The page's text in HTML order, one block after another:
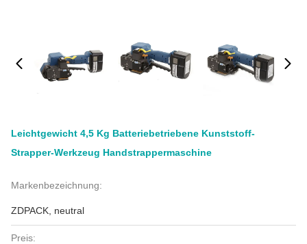
Leichtgewicht 4,5 Kg Batteriebetriebene Kunststoff-
Strapper-Werkzeug Handstrappermaschine
Markenbezeichnung:
ZDPACK, neutral
Preis: